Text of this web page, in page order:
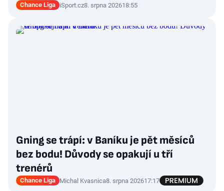
Chance Liga iSport.cz8. srpna 202618:55
Gning se trápí: v Baníku je pět měsíců
bez bodu! Důvody se opakují u tří
trenérů
Chance Liga Michal Kvasnica8. srpna 202617:17